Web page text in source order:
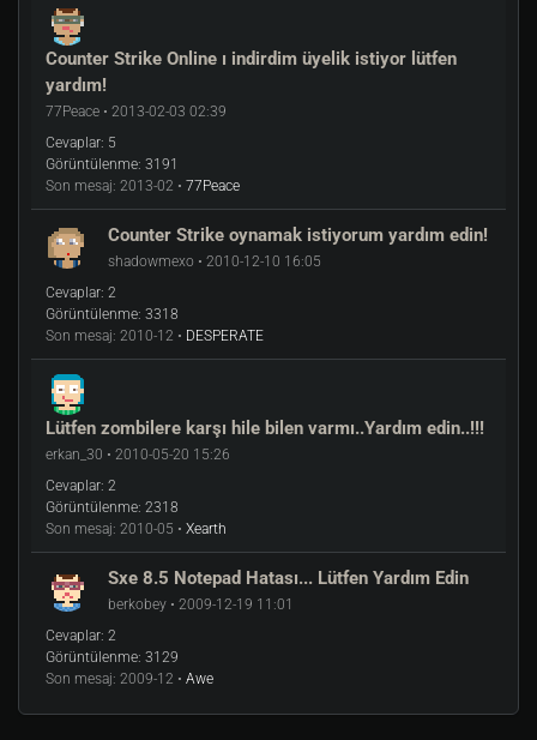
Counter Strike Online ı indirdim üyelik istiyor lütfen
yardım!
77Peace • 2013-02-03 02:39
Cevaplar: 5
Görüntülenme: 3191
Son mesaj: 2013-02 • 77Peace
Counter Strike oynamak istiyorum yardım edin!
shadowmexo • 2010-12-10 16:05
Cevaplar: 2
Görüntülenme: 3318
Son mesaj: 2010-12 • DESPERATE
Lütfen zombilere karşı hile bilen varmı..Yardım edin..!!!
erkan_30 • 2010-05-20 15:26
Cevaplar: 2
Görüntülenme: 2318
Son mesaj: 2010-05 • Xearth
Sxe 8.5 Notepad Hatası... Lütfen Yardım Edin
berkobey • 2009-12-19 11:01
Cevaplar: 2
Görüntülenme: 3129
Son mesaj: 2009-12 • Awe